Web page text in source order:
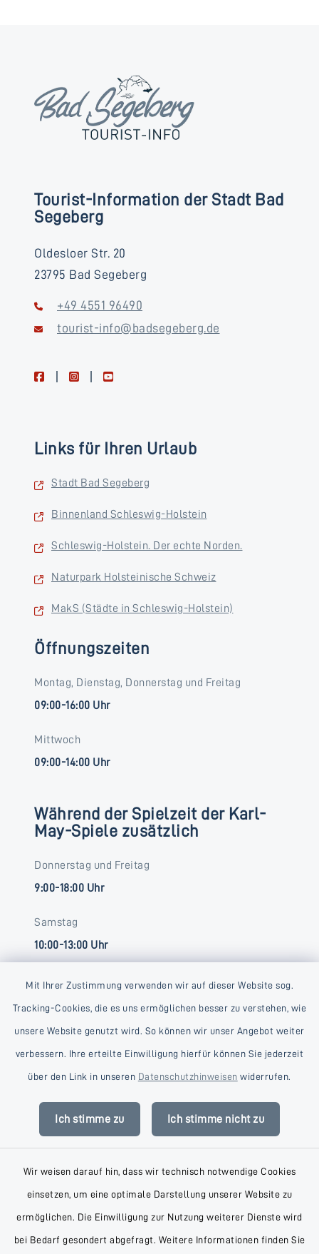
Mit Ihrer Zustimmung verwenden wir auf dieser Website sog.
Tracking-Cookies, die es uns ermöglichen besser zu verstehen, wie
unsere Website genutzt wird. So können wir unser Angebot weiter
verbessern. Ihre erteilte Einwilligung hierfür können Sie jederzeit
über den Link in unseren Datenschutzhinweisen widerrufen.
Ich stimme zu Ich stimme nicht zu
Wir weisen darauf hin, dass wir technisch notwendige Cookies
einsetzen, um eine optimale Darstellung unserer Website zu
ermöglichen. Die Einwilligung zur Nutzung weiterer Dienste wird
bei Bedarf gesondert abgefragt. Weitere Informationen finden Sie
Tourist-Information der Stadt Bad
Segeberg
Oldesloer Str. 20
23795 Bad Segeberg
+49 4551 96490
tourist-info@badsegeberg.de
facebookinstagramyoutube
Links für Ihren Urlaub
Stadt Bad Segeberg
Binnenland Schleswig-Holstein
Schleswig-Holstein. Der echte Norden.
Naturpark Holsteinische Schweiz
MakS (Städte in Schleswig-Holstein)
Öffnungszeiten
Montag, Dienstag, Donnerstag und Freitag
09:00-16:00 Uhr
Mittwoch
09:00-14:00 Uhr
Während der Spielzeit der Karl-
May-Spiele zusätzlich
Donnerstag und Freitag
9:00-18:00 Uhr
Samstag
10:00-13:00 Uhr
Kontakt
Datenschutz
Impressum
Sitemap